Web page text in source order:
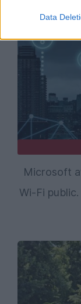
Data
Microsoft
Wi-Fi